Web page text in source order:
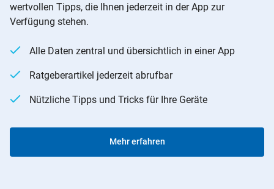
wertvollen Tipps, die Ihnen jederzeit in der App zur
Verfügung stehen.
Alle Daten zentral und übersichtlich in einer App
Ratgeberartikel jederzeit abrufbar
Nützliche Tipps und Tricks für Ihre Geräte
Mehr erfahren